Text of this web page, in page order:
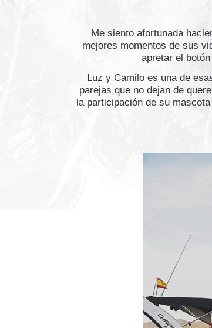
Me siento afortunada
mejores momentos de sus
apretar el
Luz y Camilo es una de
parejas que no dejan de
la participación de su